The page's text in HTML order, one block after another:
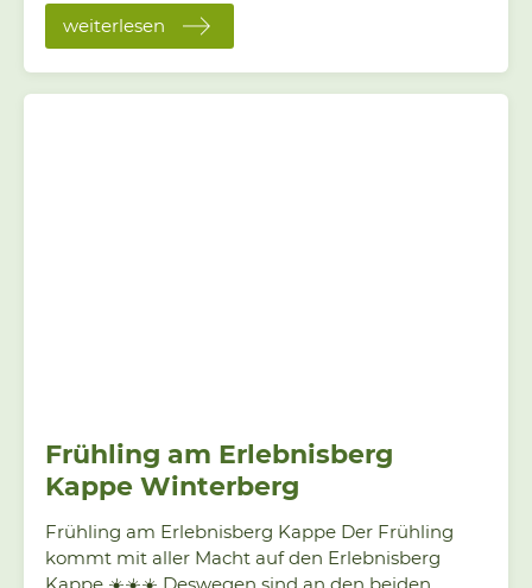
in der Natur. Perfekt für Ausflüge an den
kommenden langen Wochenenden – ob mit
deiner Schulklasse, Kollegen, Familie, Freunden
weiterlesen
Frühling am Erlebnisberg
Kappe Winterberg
Frühling am Erlebnisberg Kappe Der Frühling
kommt mit aller Macht auf den Erlebnisberg